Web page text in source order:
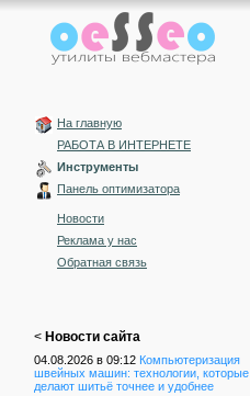
На главную
РАБОТА В ИНТЕРНЕТЕ
Инструменты
Панель оптимизатора
Новости
Реклама у нас
Обратная связь
< Новости сайта
04.08.2026 в 09:12 Компьютеризация
швейных машин: технологии, которые
делают шитьё точнее и удобнее